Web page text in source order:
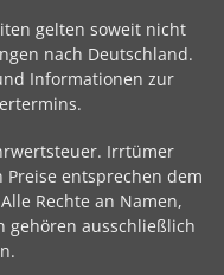
gelten soweit nicht
nach Deutschland.
Informationen zur
.
Irrtümer
entsprechen dem
Rechte an Namen,
gehören ausschließlich